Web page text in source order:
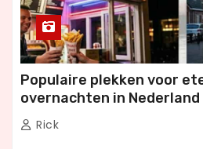
Populaire plekken voor
overnachten in Nederland
Rick